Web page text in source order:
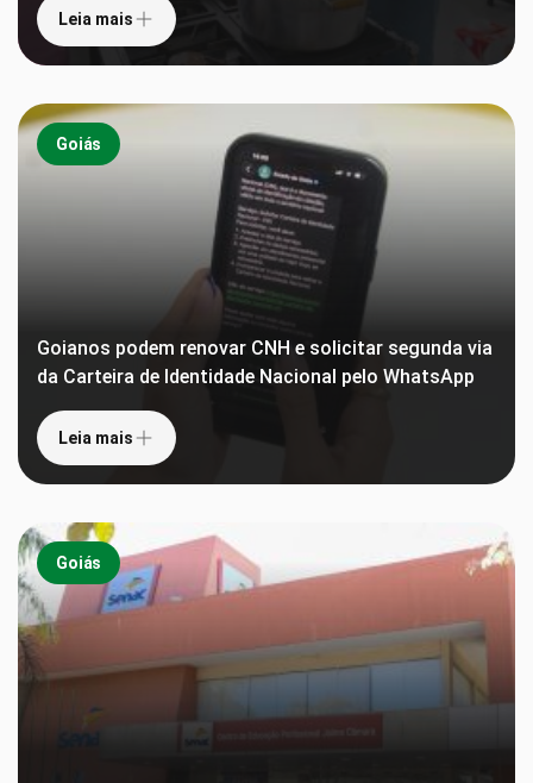
Leia mais
Goiás
Goianos podem renovar CNH e solicitar segunda via
da Carteira de Identidade Nacional pelo WhatsApp
Leia mais
Goiás